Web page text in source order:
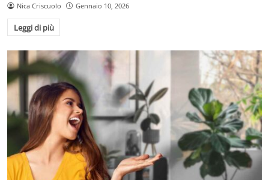
Nica Criscuolo Gennaio 10, 2026
Leggi di più